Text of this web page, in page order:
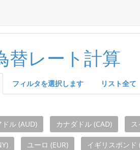
替レート計算
フィルタを選択します リスト全て
ル (AUD) カナダドル (CAD) ス
ユーロ (EUR) イギリスポンド